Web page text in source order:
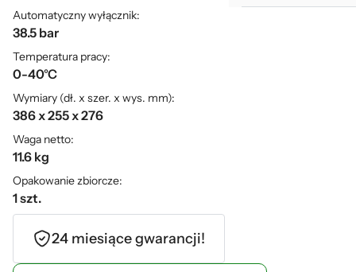
Automatyczny wyłącznik:
38.5 bar
Temperatura pracy:
0-40°C
Wymiary (dł. x szer. x wys. mm):
386 x 255 x 276
Waga netto:
11.6 kg
Opakowanie zbiorcze:
1 szt.
24 miesiące gwarancji!